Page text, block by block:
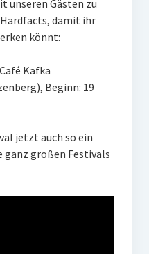
unseren Gästen zu
damit ihr
könnt:
Kafka
Beginn: 19
jetzt auch so ein
ganz großen Festivals